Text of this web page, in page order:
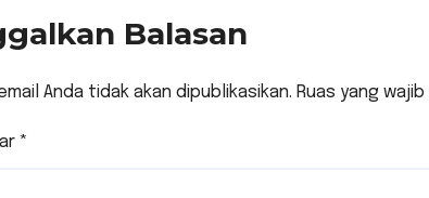
Balasan
Anda tidak akan dipublikasikan. Ruas yang
*